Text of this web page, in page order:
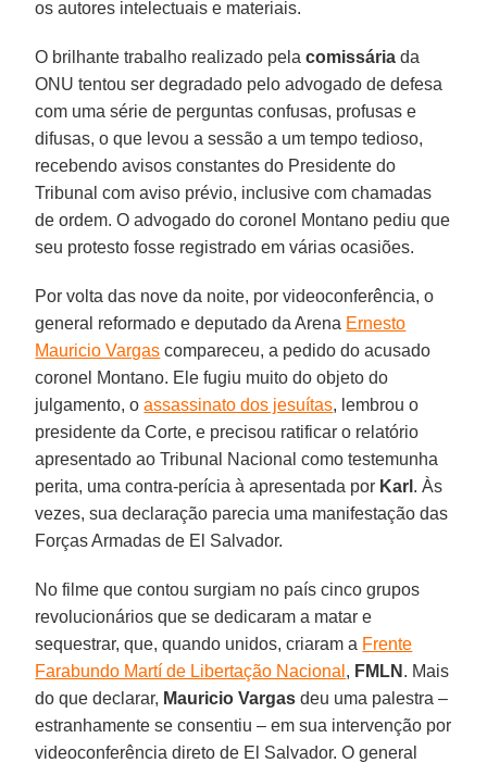
os autores intelectuais e materiais.
O brilhante trabalho realizado pelacomissária da
ONU tentou ser degradado pelo advogado de defesa
com uma série de perguntas confusas, profusas e
difusas, o que levou a sessão a um tempo tedioso,
recebendo avisos constantes do Presidente do
Tribunal com aviso prévio, inclusive com chamadas
de ordem. O advogado do coronel Montano pediu que
seu protesto fosse registrado em várias ocasiões.
Por volta das nove da noite, por videoconferência, o
general reformado e deputado da Arena Ernesto
Mauricio Vargas compareceu, a pedido do acusado
coronel Montano. Ele fugiu muito do objeto do
julgamento, oassassinato dos jesuítas, lembrou o
presidente da Corte, e precisou ratificar o relatório
apresentado ao Tribunal Nacional como testemunha
perita, uma contra-perícia à apresentada por Karl . Às
vezes, sua declaração parecia uma manifestação das
Forças Armadas de El Salvador.
No filme que contou surgiam no país cinco grupos
revolucionários que se dedicaram a matar e
sequestrar, que, quando unidos, criaram a Frente
Farabundo Martí de Libertação Nacional , FMLN . Mais
do que declarar, Mauricio Vargas deu uma palestra –
estranhamente se consentiu – em sua intervenção por
videoconferência direto de El Salvador. O general